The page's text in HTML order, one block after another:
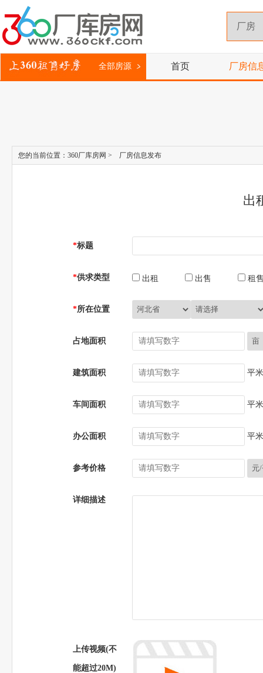
全部房源 首页 厂房信
您的当前位置： 360厂库房网 > 厂房信息发布
出
*标题
*供求类型 出租 出售 租
*所在位置
占地面积
建筑面积 平米
车间面积 平米
办公面积 平米
参考价格
详细描述
上传视频(不
能超过20M)